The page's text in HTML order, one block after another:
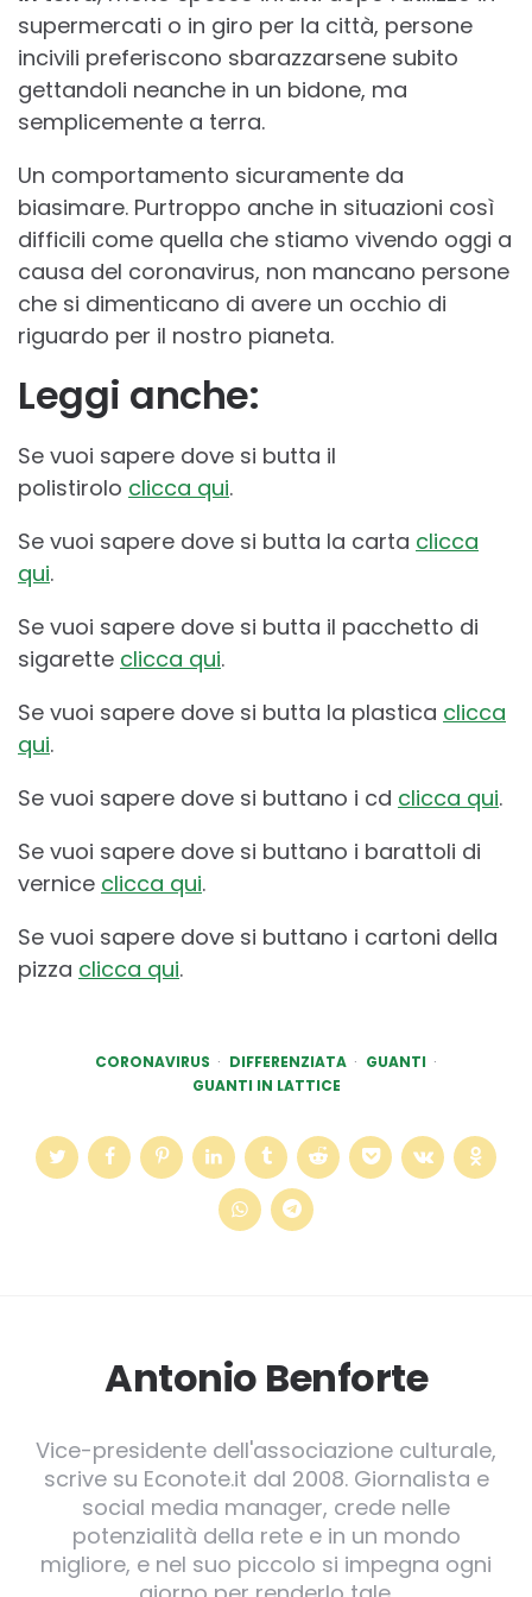
supermercati o in giro per la città, persone
incivili preferiscono sbarazzarsene subito
gettandoli neanche in un bidone, ma
semplicemente a terra.
Un comportamento sicuramente da
biasimare. Purtroppo anche in situazioni così
difficili come quella che stiamo vivendo oggi a
causa del coronavirus, non mancano persone
che si dimenticano di avere un occhio di
riguardo per il nostro pianeta.
Leggi anche:
Se vuoi sapere dove si butta il
polistirolo clicca qui.
Se vuoi sapere dove si butta la carta clicca
qui.
Se vuoi sapere dove si butta il pacchetto di
sigarette clicca qui.
Se vuoi sapere dove si butta la plastica clicca
qui.
Se vuoi sapere dove si buttano i cd clicca qui.
Se vuoi sapere dove si buttano i barattoli di
vernice clicca qui.
Se vuoi sapere dove si buttano i cartoni della
pizza clicca qui.
CORONAVIRUS DIFFERENZIATA
GUANTI
GUANTI IN LATTICE
Antonio Benforte
Vice-presidente dell'associazione culturale,
scrive su Econote.it dal 2008. Giornalista e
social media manager, crede nelle
potenzialità della rete e in un mondo
migliore, e nel suo piccolo si impegna ogni